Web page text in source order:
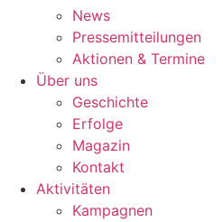
News
Pressemitteilungen
Aktionen & Termine
Über uns
Geschichte
Erfolge
Magazin
Kontakt
Aktivitäten
Kampagnen